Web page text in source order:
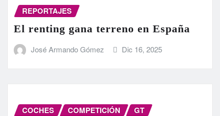
REPORTAJES
El renting gana terreno en España
José Armando Gómez Dic 16, 2025
COCHES COMPETICIÓN
GT